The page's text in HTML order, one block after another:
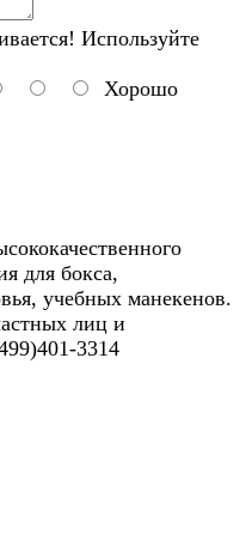
Используйте
Хорошо
для бокса,
учебных манекенов.
лиц и
3314